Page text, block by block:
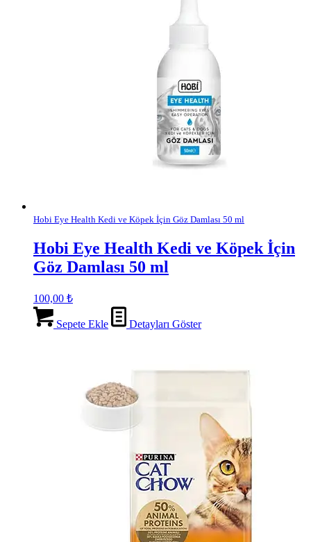
Hobi Eye Health Kedi ve Köpek İçin Göz Damlası 50 ml
Hobi Eye Health Kedi ve Köpek İçin
Göz Damlası 50 ml
100,00 ₺
Sepete Ekle Detayları Göster